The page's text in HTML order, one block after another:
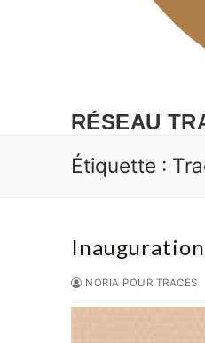
RÉSEAU
Étiquette :
NORIA POUR TRACES